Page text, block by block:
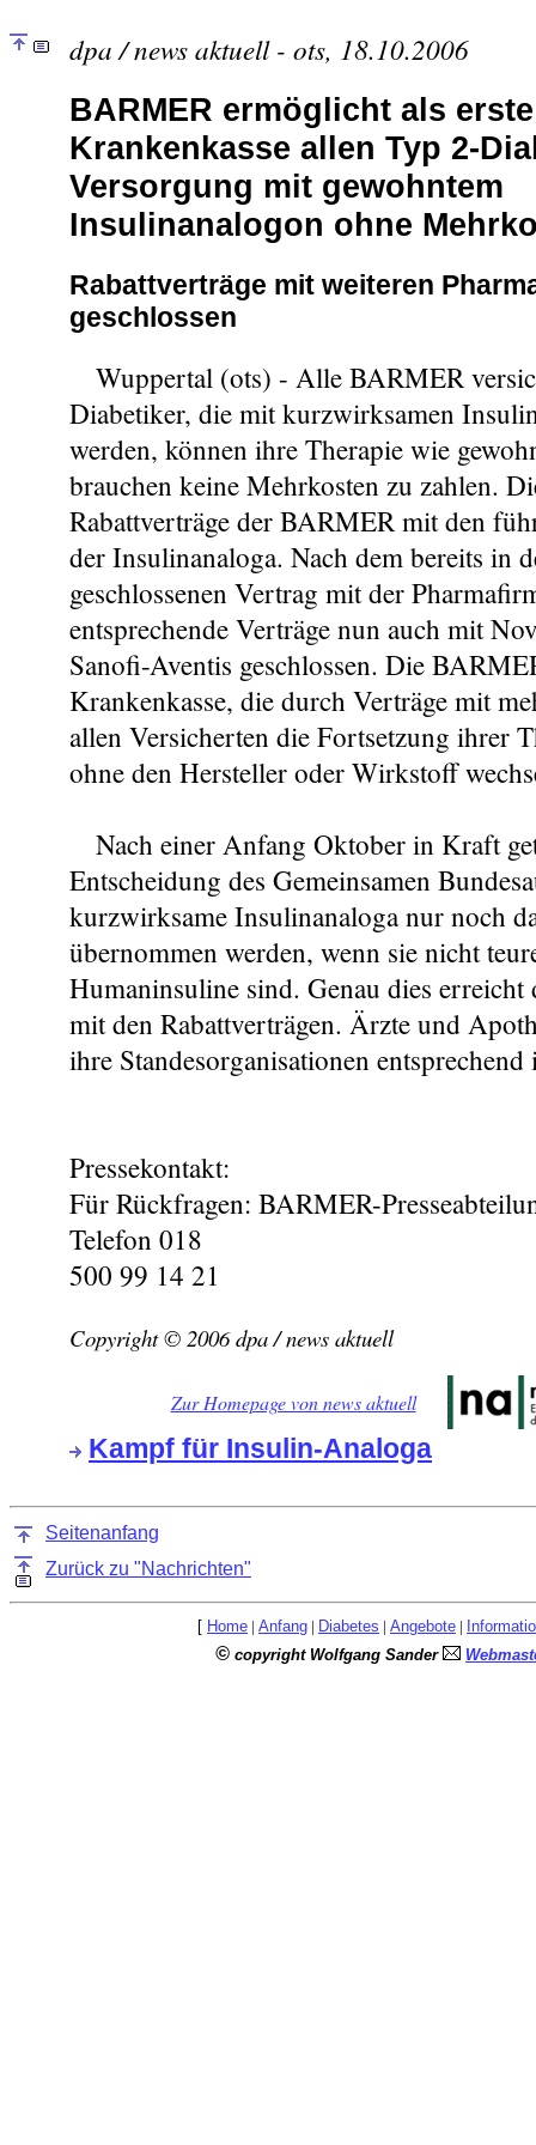
dpa / news aktuell - ots, 18.10.2006
BARMER ermöglicht als erste
Krankenkasse allen Typ 2-
Versorgung mit gewohntem
Insulinanalogon ohne
Rabattverträge mit weiteren
geschlossen
Wuppertal (ots) - Alle BARMER
Diabetiker, die mit kurzwirksamen
werden, können ihre Therapie wie
brauchen keine Mehrkosten zu zahlen.
Rabattverträge der BARMER mit den
der Insulinanaloga. Nach dem bereits in
geschlossenen Vertrag mit der
entsprechende Verträge nun auch mit
Sanofi-Aventis geschlossen. Die
Krankenkasse, die durch Verträge mit
allen Versicherten die Fortsetzung ihrer
ohne den Hersteller oder Wirkstoff
Nach einer Anfang Oktober in Kraft
Entscheidung des Gemeinsamen
kurzwirksame Insulinanaloga nur noch
übernommen werden, wenn sie nicht
Humaninsuline sind. Genau dies
mit den Rabattverträgen. Ärzte und
ihre Standesorganisationen
Pressekontakt:
Für Rückfragen: BARMER-
Telefon 018
500 99 14 21
Copyright © 2006 dpa / news aktuell
Zur Homepage von news aktuell
Kampf für Insulin-Analoga
Seitenanfang
Zurück zu "Nachrichten"
[ Home | Anfang | Diabetes | Angebote |
© copyright Wolfgang Sander